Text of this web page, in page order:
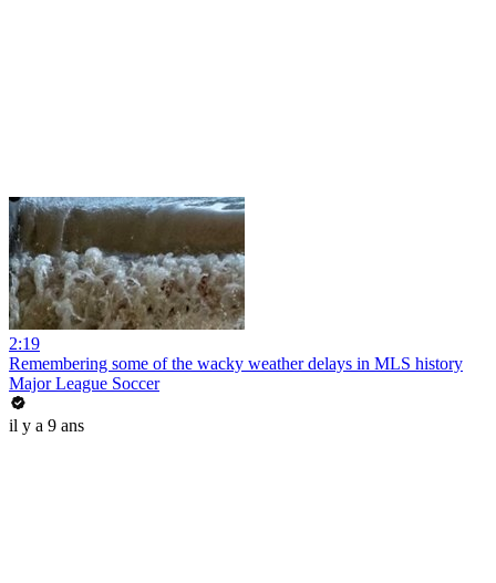
2:19
Remembering some of the wacky weather delays in MLS history
Major League Soccer
il y a 9 ans